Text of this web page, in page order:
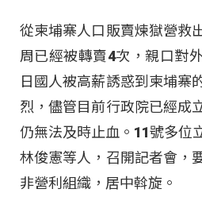
從柬埔寨人口販賣煉獄營救
周已經被轉賣4次，親口對
日國人被高薪誘惑到柬埔寨
烈，儘管目前行政院已經成
仍無法及時止血。11號多位
林俊憲等人，召開記者會，
非營利組織，居中斡旋。